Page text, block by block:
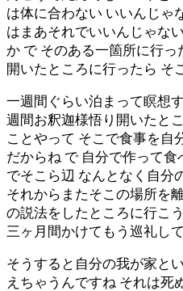
は体に合わない いいんじゃ
はまあそれでいいんじゃな
か で そのある一箇所に行っ
開いたところに行ったら そ
一週間ぐらい泊まって瞑想
週間お釈迦様悟り開いたと
ことやって そこで食事を自
だからね で 自分で作って
でそこら辺 なんとなく自分
それからまたそこの場所を
の説法をしたところに行こ
三ヶ月間かけてもう巡礼し
そうすると自分の我が家と
えちゃうんですね それは死